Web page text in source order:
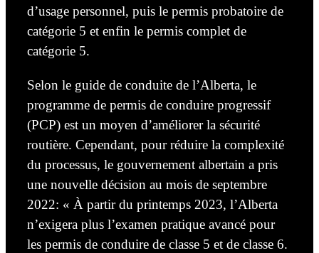
d’usage personnel, puis le permis probatoire de
catégorie 5 et enfin le permis complet de
catégorie 5.
Selon le guide de conduite de l’Alberta, le
programme de permis de conduire progressif
(PCP) est un moyen d’améliorer la sécurité
routière. Cependant, pour réduire la complexité
du processus, le gouvernement albertain a pris
une nouvelle décision au mois de septembre
2022: « À partir du printemps 2023, l’Alberta
n’exigera plus l’examen pratique avancé pour
les permis de conduire de classe 5 et de classe 6.